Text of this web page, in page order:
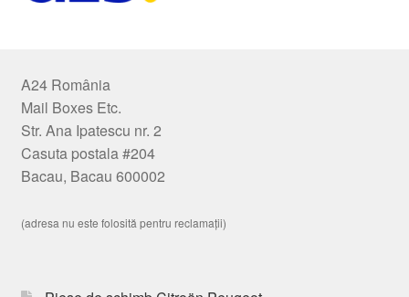
A24 România
Mail Boxes Etc.
Str. Ana Ipatescu nr. 2
Casuta postala #204
Bacau, Bacau 600002
(adresa nu este folosită pentru reclamații)